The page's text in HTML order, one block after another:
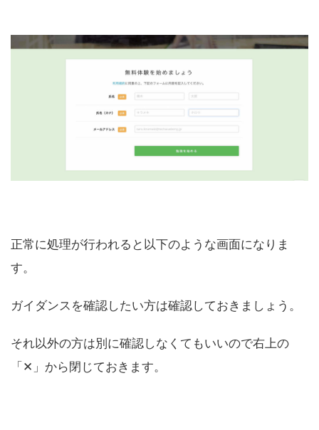
正常に処理が行われると以下のような画面になりま
す。
ガイダンスを確認したい方は確認しておきましょう。
それ以外の方は別に確認しなくてもいいので右上の
「✕」から閉じておきます。